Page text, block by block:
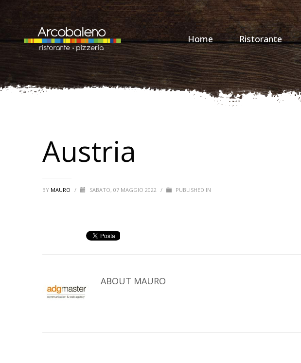
Home Ristorante
Austria
BY MAURO / SABATO, 07 MAGGIO 2022 / PUBLISHED IN
ABOUT MAURO